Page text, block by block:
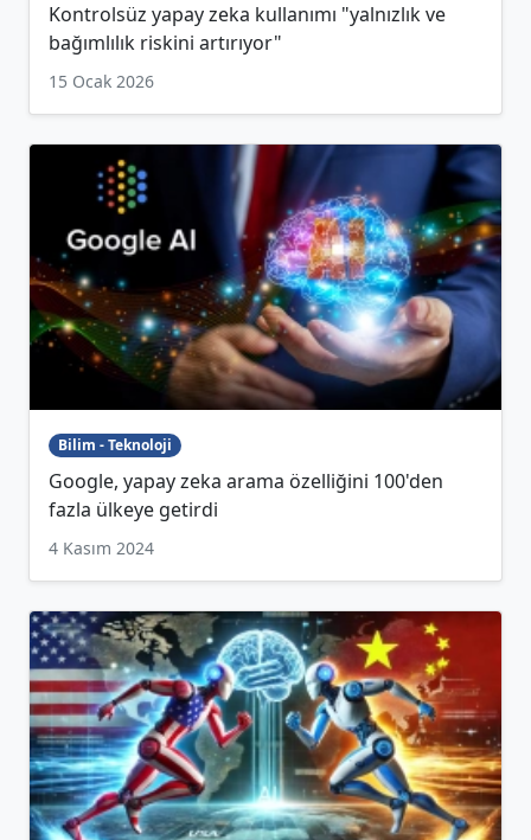
Kontrolsüz yapay zeka kullanımı "yalnızlık ve
bağımlılık riskini artırıyor"
15 Ocak 2026
Bilim - Teknoloji
Google, yapay zeka arama özelliğini 100'den
fazla ülkeye getirdi
4 Kasım 2024